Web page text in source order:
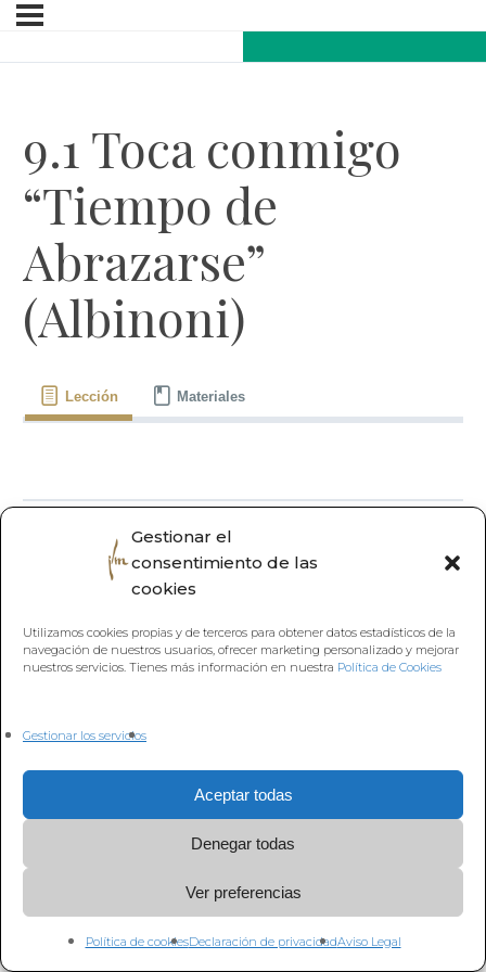
Gestionar el
consentimiento de las
cookies
Utilizamos cookies propias y de terceros para obtener datos estadísticos de la
navegación de nuestros usuarios, ofrecer marketing personalizado y mejorar
nuestros servicios. Tienes más información en nuestra Política de Cookies
Gestionar los servicios
Aceptar todas
Denegar todas
Ver preferencias
Política de cookiesDeclaración de privacidadAviso Legal
9.1 Toca conmigo
“Tiempo de
Abrazarse”
(Albinoni)
Lección Materiales
Volver a